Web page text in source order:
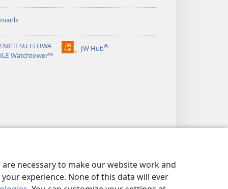
necessary to make our website work and
experience. None of this data will ever
SU FLUWA
Watchtower™
JW Hub®
(opens